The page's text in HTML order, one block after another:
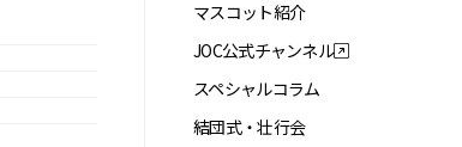
マスコット紹介
JOC公式チャンネル
スペシャルコラム
結団式・壮行会